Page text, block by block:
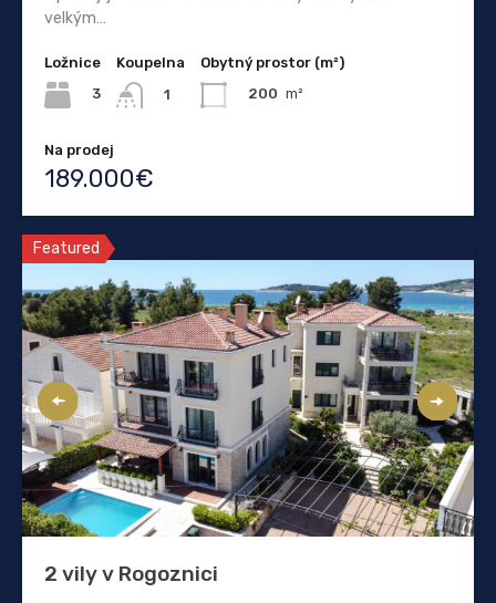
velkým…
Ložnice
3
Koupelna
1
Obytný prostor (m²)
200 m²
Na prodej
189.000€
Featured
2 vily v Rogoznici